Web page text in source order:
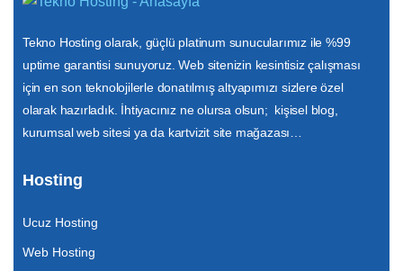
Tekno Hosting olarak, güçlü platinum sunucularımız ile %99
uptime garantisi sunuyoruz. Web sitenizin kesintisiz çalışması
için en son teknolojilerle donatılmış altyapımızı sizlere özel
olarak hazırladık. İhtiyacınız ne olursa olsun; kişisel blog,
kurumsal web sitesi ya da kartvizit site mağazası…
Hosting
Ucuz Hosting
Web Hosting